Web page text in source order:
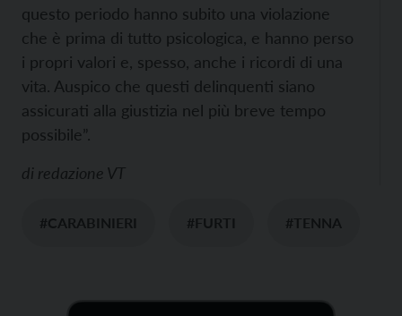
questo periodo hanno subito una violazione
che è prima di tutto psicologica, e hanno perso
i propri valori e, spesso, anche i ricordi di una
vita. Auspico che questi delinquenti siano
assicurati alla giustizia nel più breve tempo
possibile”.
di redazione VT
#CARABINIERI #FURTI #TENNA